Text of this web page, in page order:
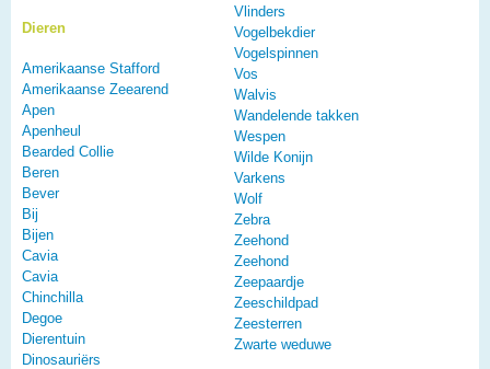
Dieren
Amerikaanse Stafford
Amerikaanse Zeearend
Apen
Apenheul
Bearded Collie
Beren
Bever
Bij
Bijen
Cavia
Cavia
Chinchilla
Degoe
Dierentuin
Dinosauriërs
Vlinders
Vogelbekdier
Vogelspinnen
Vos
Walvis
Wandelende takken
Wespen
Wilde Konijn
Varkens
Wolf
Zebra
Zeehond
Zeehond
Zeepaardje
Zeeschildpad
Zeesterren
Zwarte weduwe